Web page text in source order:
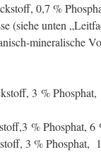
0,7 %
(siehe unten
mineralische
3 %
% Phosphat, 6
3 % Phosphat,